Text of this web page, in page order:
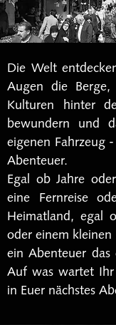
Die Welt
Augen die
Kulturen hinter
bewundern und
eigenen Fahrzeug
Abenteuer.
Egal ob Jahre
eine Fernreise
Heimatland, egal
oder einem
ein Abenteuer
Auf was wartet Ihr
in Euer nächstes